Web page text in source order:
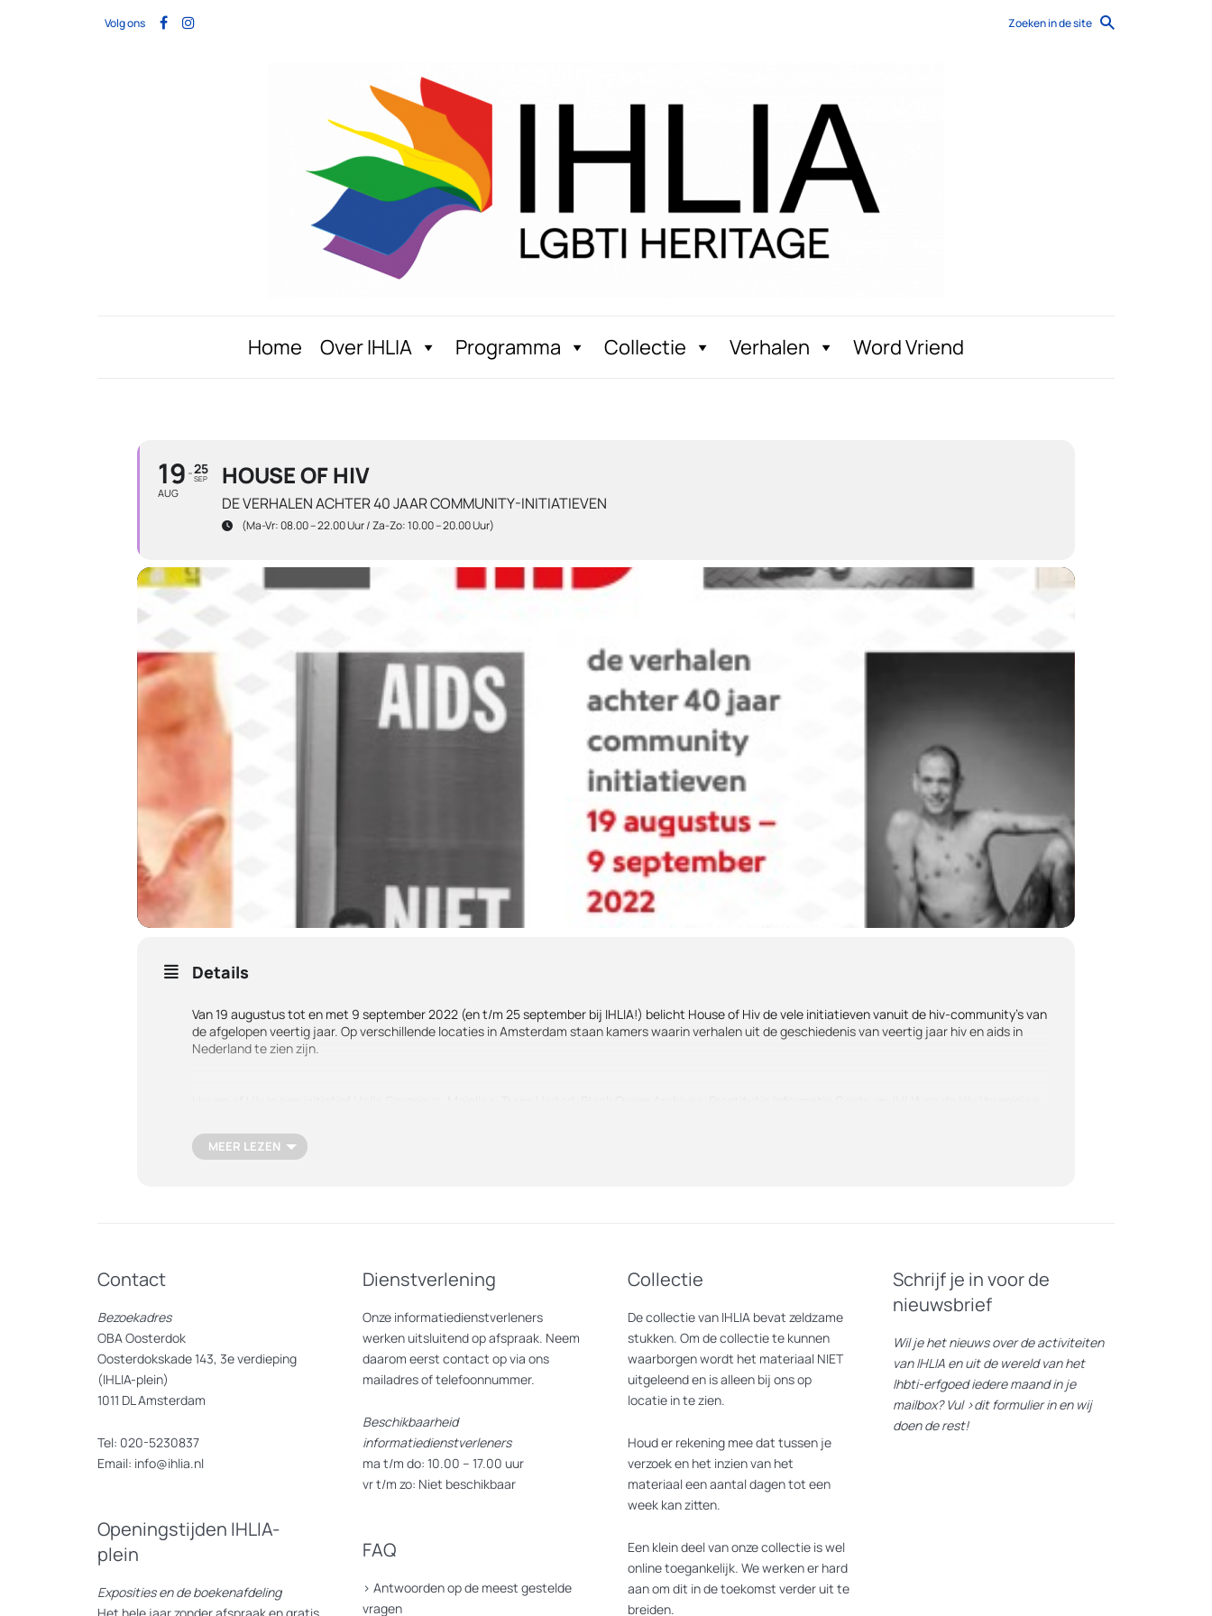
Volg ons Zoeken in de site
Home Over IHLIA Programma Collectie Verhalen Word Vriend
19
AUG
25
SEP HOUSE OF HIV
DE VERHALEN ACHTER 40 JAAR COMMUNITY-INITIATIEVEN
(ma-Vr: 08.00 – 22.00 Uur / Za-Zo: 10.00 – 20.00 Uur)
Details
Van 19 augustus tot en met 9 september 2022 (en t/m 25 september bij IHLIA!) belicht House of Hiv de vele initiatieven vanuit de hiv-community’s van
de afgelopen veertig jaar. Op verschillende locaties in Amsterdam staan kamers waarin verhalen uit de geschiedenis van veertig jaar hiv en aids in
Nederland te zien zijn.
De aandacht voor hiv is hierdoor echter ook afgenomen wat er voor heeft gezorgd dat het nog altijd heersende taboe en stigma door gebrek aan
kennis behouden wordt. Eén van de doelen van House of Hiv is om dit te doorbreken, zowel binnen kwetsbare groepen die baat hebben bij een hiv-
behandeling, als in de samenleving waarbij er vaak nog een onjuist beeld over hiv bestaat.
De door hiv getroffen community’s hebben een belangrijke rol gespeeld in de response op en aanpak van de ziekte. In de tentoonstelling staan vier
thema’s centraal die samen het verhaal vertellen van veertig jaar leven en omgaan met hiv: remembering, caring, fighting en healing.
Aan de hand van verschillende kamers, die samen het huis vormen, worden de verhalen achter de initiatieven getoond. Zo kwamen er bijvoorbeeld
buddysystemen, werd Aids Memorial Day in het leven geroepen en zetten de community’s allerlei preventieprojecten op, zoals PrEP-workshops.
De kamers worden gevuld met (historisch) beeldmateriaal, kunst- en fotowerken van onder andere Basse Stittgen en Erwin Olaf.
MEER LEZEN
Contact
Bezoekadres
OBA Oosterdok
Oosterdokskade 143, 3e verdieping
(IHLIA-plein)
1011 DL Amsterdam
Tel: 020-5230837
Email: info@ihlia.nl
Openingstijden IHLIA-
plein
Exposities en de boekenafdeling
Het hele jaar zonder afspraak en gratis
Dienstverlening
Onze informatiedienstverleners
werken uitsluitend op afspraak. Neem
daarom eerst contact op via ons
mailadres of telefoonnummer.
Beschikbaarheid
informatiedienstverleners
ma t/m do: 10.00 – 17.00 uur
vr t/m zo: Niet beschikbaar
FAQ
> Antwoorden op de meest gestelde
vragen
Collectie
De collectie van IHLIA bevat zeldzame
stukken. Om de collectie te kunnen
waarborgen wordt het materiaal NIET
uitgeleend en is alleen bij ons op
locatie in te zien.
Houd er rekening mee dat tussen je
verzoek en het inzien van het
materiaal een aantal dagen tot een
week kan zitten.
Een klein deel van onze collectie is wel
online toegankelijk. We werken er hard
aan om dit in de toekomst verder uit te
breiden.
Schrijf je in voor de
nieuwsbrief
Wil je het nieuws over de activiteiten
van IHLIA en uit de wereld van het
lhbti-erfgoed iedere maand in je
mailbox? Vul >dit formulierin en wij
doen de rest!